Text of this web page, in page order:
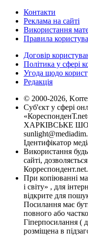
Контакти
Реклама на сайті
Використання
Правила
Договір
Політика у сфері
Угода щодо
Редакція
© 2000-2026,
Суб'єкт у сфері
ХАРКІВСЬКЕ
Ідентифікатор
Використання
сайті,
Корреспондент.net.
При копіюванні
і світу» , для
відкрите для
Посилання має
повного або
Гіперпосилання (
розміщена в